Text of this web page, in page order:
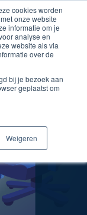
cookies worden
onze website
informatie om je
analyse en
website als via
over de
bij je bezoek aan
geplaatst om
Weigeren